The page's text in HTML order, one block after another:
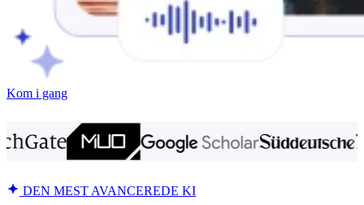
Kom i gang
DEN MEST AVANCEREDE KI